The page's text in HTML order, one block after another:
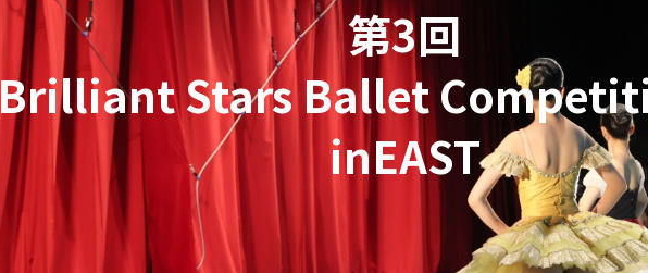
第3回
Brilliant Stars Ballet
inEAST